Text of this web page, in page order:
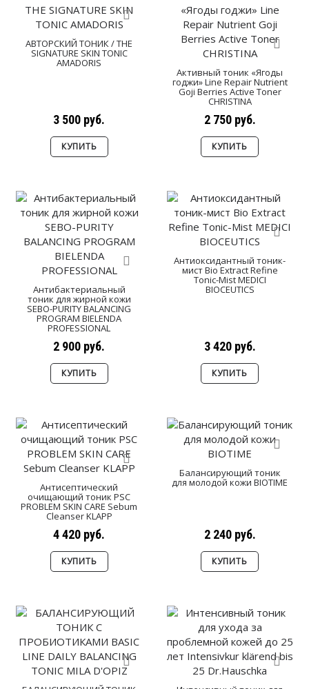
АВТОРСКИЙ ТОНИК / THE
SIGNATURE SKIN TONIC
AMADORIS
3 500 руб.
КУПИТЬ
Активный тоник «Ягоды
годжи» Line Repair Nutrient
Goji Berries Active Toner
СHRISTINA
2 750 руб.
КУПИТЬ
Антибактериальный
тоник для жирной кожи
SEBO-PURITY BALANCING
PROGRAM BIELENDA
PROFESSIONAL
2 900 руб.
КУПИТЬ
Антиоксидантный тоник-
мист Bio Extract Refine
Tonic-Mist MEDICI
BIOCEUTICS
3 420 руб.
КУПИТЬ
Антисептический
очищающий тоник PSC
PROBLEM SKIN CARE Sebum
Cleanser KLAPP
4 420 руб.
КУПИТЬ
Балансирующий тоник
для молодой кожи BIOTIME
2 240 руб.
КУПИТЬ